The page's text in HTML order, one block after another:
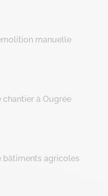
manuelle
chantier à Ougrée
bâtiments agricoles